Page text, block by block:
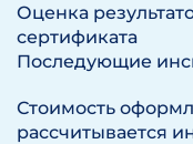
Оценка
сертификата
Последующие
Стоимость
рассчитывается